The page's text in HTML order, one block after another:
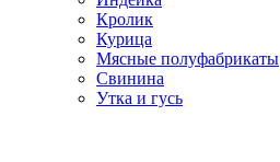
Кролик
Курица
Мясные полуфабрикаты
Свинина
Утка и гусь